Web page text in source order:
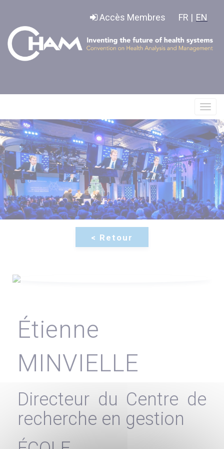
Accès Membres FR | EN
le
menu
Étienne
MINVIELLE
Directeur du Centre de
recherche en gestion